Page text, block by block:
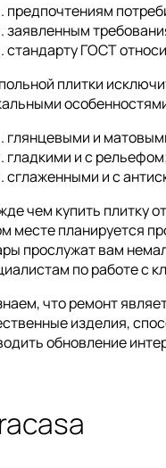
предпочтениям
заявленным
стандарту ГОСТ
плитки
глянцевыми и
гладкими и с
сглаженными и с
чем купить плитку
месте планируется
прослужат вам
по работе с
что ремонт
изделия,
обновление